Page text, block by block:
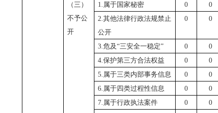
（三）
不予公
开
1.属于国家秘密 0
0
2.其他法律行政法规禁止
公开
0 0
3.危及“三安全一稳定” 0
0
4.保护第三方合法权益
0
0
5.属于三类内部事务信息
0
0
6.属于四类过程性信息
0
0
7.属于行政执法案件
0
0